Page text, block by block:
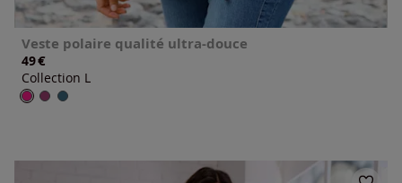
Veste polaire qualité ultra-douce
49€
Collection L